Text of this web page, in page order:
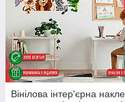
Вінілова інтер'єрна